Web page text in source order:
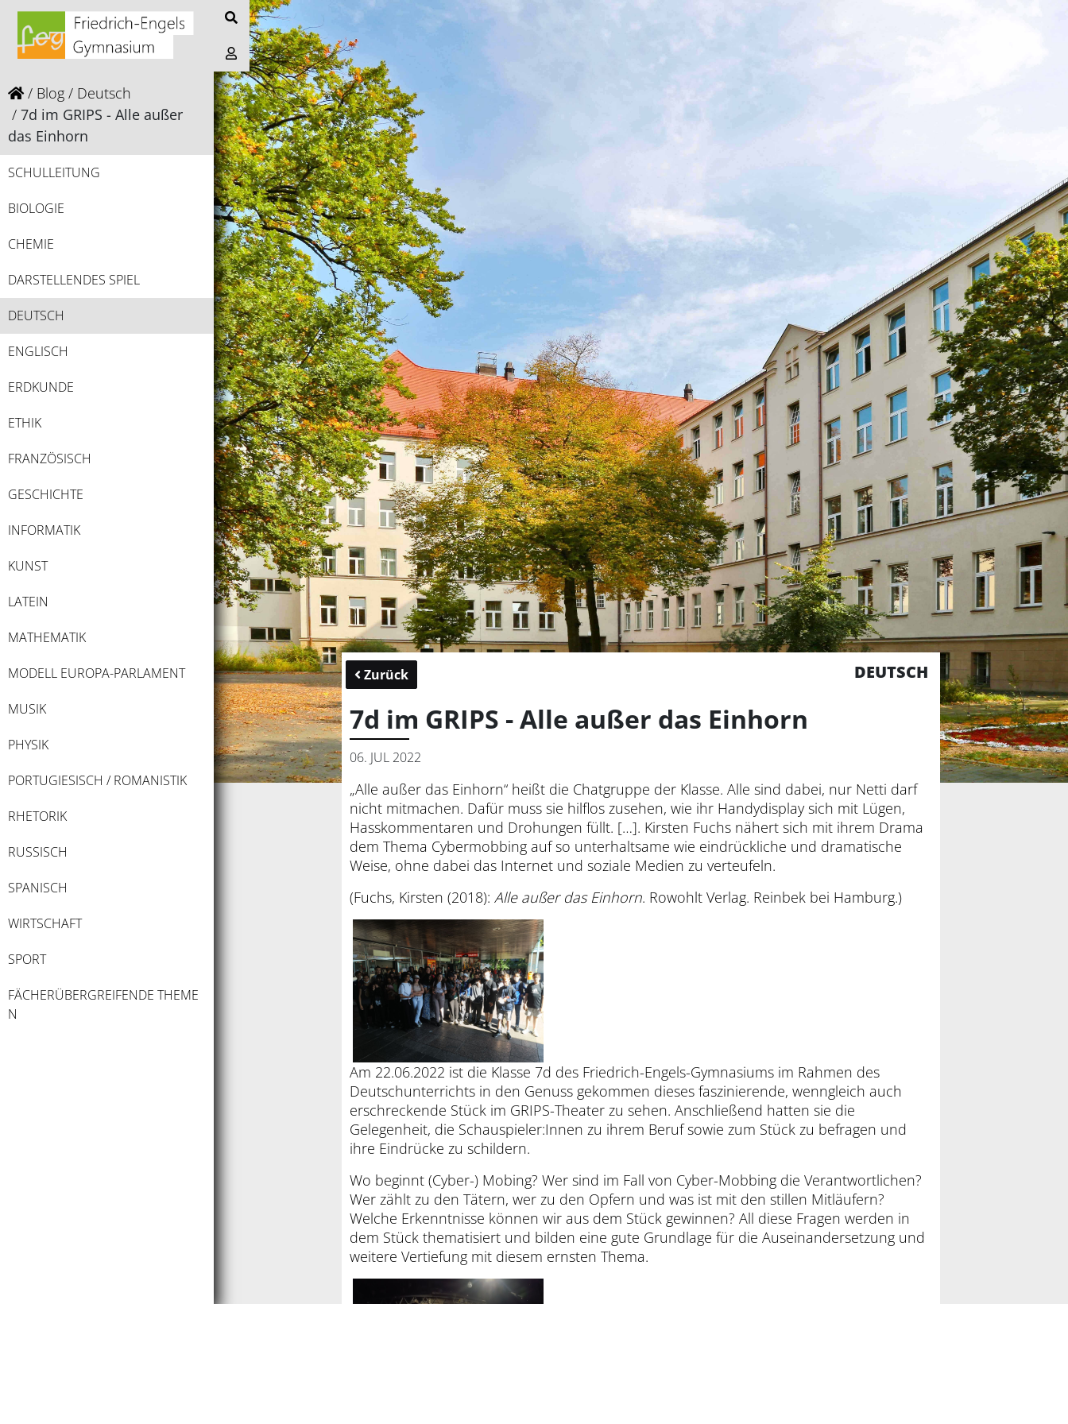
Blog
Deutsch
7d im GRIPS - Alle außer
das Einhorn
SCHULLEITUNG
BIOLOGIE
CHEMIE
DARSTELLENDES SPIEL
DEUTSCH
ENGLISCH
ERDKUNDE
ETHIK
FRANZÖSISCH
GESCHICHTE
INFORMATIK
KUNST
LATEIN
MATHEMATIK
MODELL EUROPA-PARLAMENT
MUSIK
PHYSIK
PORTUGIESISCH / ROMANISTIK
RHETORIK
RUSSISCH
SPANISCH
WIRTSCHAFT
SPORT
FÄCHERÜBERGREIFENDE THEME
N
Zurück DEUTSCH
7d im GRIPS - Alle außer das Einhorn
06. JUL 2022
„Alle außer das Einhorn“ heißt die Chatgruppe der Klasse. Alle sind dabei, nur Netti darf
nicht mitmachen. Dafür muss sie hilflos zusehen, wie ihr Handydisplay sich mit Lügen,
Hasskommentaren und Drohungen füllt. […]. Kirsten Fuchs nähert sich mit ihrem Drama
dem Thema Cybermobbing auf so unterhaltsame wie eindrückliche und dramatische
Weise, ohne dabei das Internet und soziale Medien zu verteufeln.
(Fuchs, Kirsten (2018):Alle außer das Einhorn. Rowohlt Verlag. Reinbek bei Hamburg.)
Am 22.06.2022 ist die Klasse 7d des Friedrich-Engels-Gymnasiums im Rahmen des
Deutschunterrichts in den Genuss gekommen dieses faszinierende, wenngleich auch
erschreckende Stück im GRIPS-Theater zu sehen. Anschließend hatten sie die
Gelegenheit, die Schauspieler:Innen zu ihrem Beruf sowie zum Stück zu befragen und
ihre Eindrücke zu schildern.
Wo beginnt (Cyber-) Mobing? Wer sind im Fall von Cyber-Mobbing die Verantwortlichen?
Wer zählt zu den Tätern, wer zu den Opfern und was ist mit den stillen Mitläufern?
Welche Erkenntnisse können wir aus dem Stück gewinnen? All diese Fragen werden in
dem Stück thematisiert und bilden eine gute Grundlage für die Auseinandersetzung und
weitere Vertiefung mit diesem ernsten Thema.